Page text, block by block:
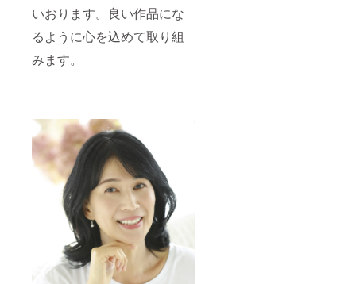
いおります。良い作品にな
るように心を込めて取り組
みます。